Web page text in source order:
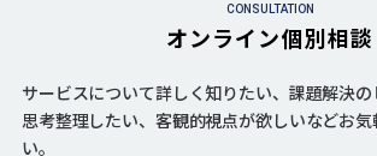
CONSULTATION
オンライン個別相談
サービスについて詳しく知りたい、課題解決の
思考整理したい、客観的視点が欲しいなどお
い。